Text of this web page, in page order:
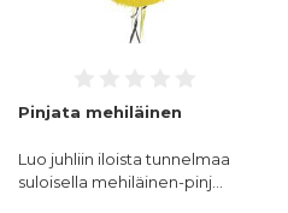
Pinjata mehiläinen
Luo juhliin iloista tunnelmaa
suloisella mehiläinen-pinj…